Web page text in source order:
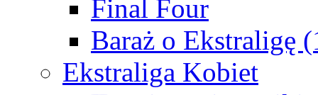
Final Four
Baraż o Ekstraligę
Ekstraliga Kobiet